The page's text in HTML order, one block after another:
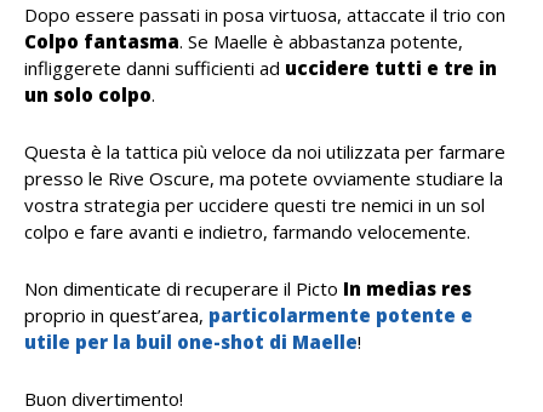
Dopo essere passati in posa virtuosa, attaccate il trio con
Colpo fantasma. Se Maelle è abbastanza potente,
infliggerete danni sufficienti ad uccidere tutti e tre in
un solo colpo.
Questa è la tattica più veloce da noi utilizzata per farmare
presso le Rive Oscure, ma potete ovviamente studiare la
vostra strategia per uccidere questi tre nemici in un sol
colpo e fare avanti e indietro, farmando velocemente.
Non dimenticate di recuperare il Picto In medias res
proprio in quest’area, particolarmente potente e
utile per la buil one-shot di Maelle!
Buon divertimento!